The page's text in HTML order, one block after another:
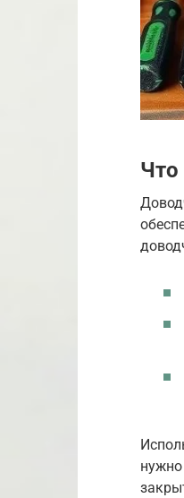
Что
нужно